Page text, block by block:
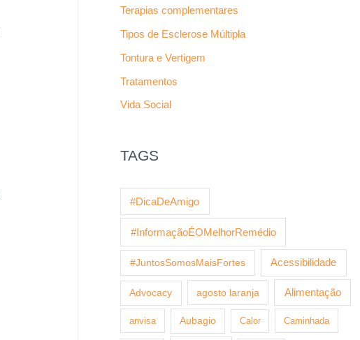
Terapias complementares
Tipos de Esclerose Múltipla
Tontura e Vertigem
Tratamentos
Vida Social
TAGS
#DicaDeAmigo
#InformaçãoÉOMelhorRemédio
#JuntosSomosMaisFortes Acessibilidade
Advocacy agosto laranja Alimentação
anvisa Aubagio Calor Caminhada